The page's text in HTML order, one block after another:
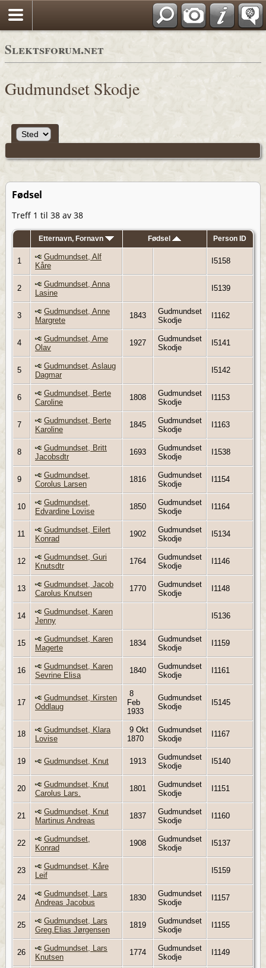
Slektsforum.net
Gudmundset Skodje
Fødsel
Treff 1 til 38 av 38
Etternavn, Fornavn Fødsel Person ID
1
Gudmundset, Alf
Kåre
I5158
2
Gudmundset, Anna
Lasine
I5139
3
Gudmundset, Anne
Margrete
1843
Gudmundset
Skodje
I1162
4
Gudmundset, Arne
Olav
1927
Gudmundset
Skodje
I5141
5
Gudmundset, Aslaug
Dagmar
I5142
6
Gudmundset, Berte
Caroline
1808
Gudmundset
Skodje
I1153
7
Gudmundset, Berte
Karoline
1845
Gudmundset
Skodje
I1163
8
Gudmundset, Britt
Jacobsdtr
1693
Gudmundset
Skodje
I1538
9
Gudmundset,
Corolus Larsen
1816
Gudmundset
Skodje
I1154
10
Gudmundset,
Edvardine Lovise
1850
Gudmundset
Skodje
I1164
11
Gudmundset, Eilert
Konrad
1902
Gudmundset
Skodje
I5134
12
Gudmundset, Guri
Knutsdtr
1764
Gudmundset
Skodje
I1146
13
Gudmundset, Jacob
Carolus Knutsen
1770
Gudmundset
Skodje
I1148
14
Gudmundset, Karen
Jenny
I5136
15
Gudmundset, Karen
Magerte
1834
Gudmundset
Skodje
I1159
16
Gudmundset, Karen
Sevrine Elisa
1840
Gudmundset
Skodje
I1161
17
Gudmundset, Kirsten
Oddlaug
8
Feb
1933
Gudmundset
Skodje
I5145
18
Gudmundset, Klara
Lovise
9 Okt
1870
Gudmundset
Skodje
I1167
19 Gudmundset, Knut 1913
Gudmundset
Skodje
I5140
20
Gudmundset, Knut
Carolus Lars.
1801
Gudmundset
Skodje
I1151
21
Gudmundset, Knut
Martinus Andreas
1837
Gudmundset
Skodje
I1160
22
Gudmundset,
Konrad
1908
Gudmundset
Skodje
I5137
23
Gudmundset, Kåre
Leif
I5159
24
Gudmundset, Lars
Andreas Jacobus
1830
Gudmundset
Skodje
I1157
25
Gudmundset, Lars
Greg.Elias Jørgensen
1819
Gudmundset
Skodje
I1155
26
Gudmundset, Lars
Knutsen
1774
Gudmundset
Skodje
I1149